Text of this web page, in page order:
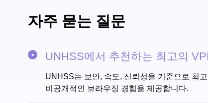
자주 묻는 질문
UNHSS에서 추천하는 최고의
UNHSS는 보안, 속도, 신뢰성을 기준으로 최
비공개적인 브라우징 경험을 제공합니다.